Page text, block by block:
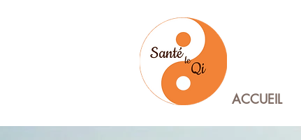
ACCUEIL